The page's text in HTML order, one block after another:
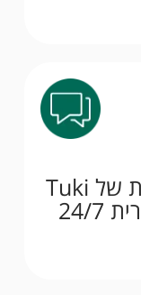
נתקעתם? שירות הלקוחות של Tuki